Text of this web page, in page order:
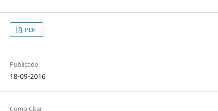
PDF
Publicado
18-09-2016
Como Citar